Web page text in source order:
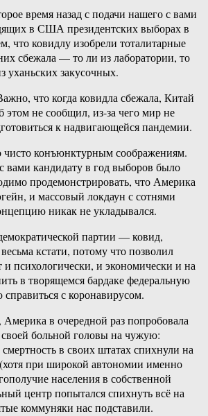
время назад с подачи нашего с вами
в США президентских выборах в
что ковидлу изобрели тоталитарные
сбежала — то ли из лаборатории, то
уханьских закусочных.
что когда ковидла сбежала, Китай
не сообщил, из-за чего мир не
к надвигающейся пандемии.
конъюнктурным соображениям.
кандидату в год выборов было
продемонстрировать, что Америка
и массовый локдаун с сотнями
никак не укладывался.
партии — ковид,
кстати, потому что позволил
и психологически, и экономически и на
в творящемся бардаке федеральную
с коронавирусом.
в очередной раз попробовала
больной головы на чужую:
в своих штатах спихнули на
при широкой автономии именно
населения в собственной
центр попытался спихнуть всё на
коммуняки нас подставили.